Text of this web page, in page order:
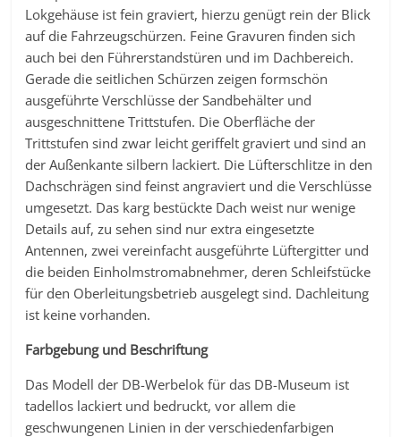
Lokgehäuse ist fein graviert, hierzu genügt rein der Blick
auf die Fahrzeugschürzen. Feine Gravuren finden sich
auch bei den Führerstandstüren und im Dachbereich.
Gerade die seitlichen Schürzen zeigen formschön
ausgeführte Verschlüsse der Sandbehälter und
ausgeschnittene Trittstufen. Die Oberfläche der
Trittstufen sind zwar leicht geriffelt graviert und sind an
der Außenkante silbern lackiert. Die Lüfterschlitze in den
Dachschrägen sind feinst angraviert und die Verschlüsse
umgesetzt. Das karg bestückte Dach weist nur wenige
Details auf, zu sehen sind nur extra eingesetzte
Antennen, zwei vereinfacht ausgeführte Lüftergitter und
die beiden Einholmstromabnehmer, deren Schleifstücke
für den Oberleitungsbetrieb ausgelegt sind. Dachleitung
ist keine vorhanden.
Farbgebung und Beschriftung
Das Modell der DB-Werbelok für das DB-Museum ist
tadellos lackiert und bedruckt, vor allem die
geschwungenen Linien in der verschiedenfarbigen